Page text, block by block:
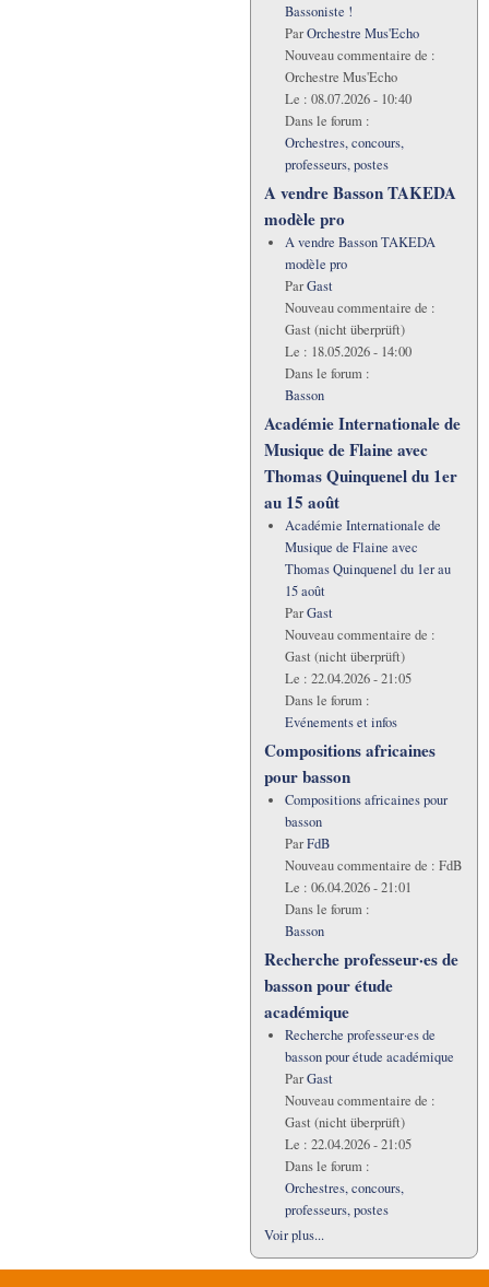
Bassoniste !
ParOrchestre Mus'Echo
Nouveau commentaire de :
Orchestre Mus'Echo
Le : 08.07.2026 - 10:40
Dans le forum :
Orchestres, concours,
professeurs, postes
A vendre Basson TAKEDA
modèle pro
A vendre Basson TAKEDA
modèle pro
ParGast
Nouveau commentaire de :
Gast (nicht überprüft)
Le : 18.05.2026 - 14:00
Dans le forum :
Basson
Académie Internationale de
Musique de Flaine avec
Thomas Quinquenel du 1er
au 15 août
Académie Internationale de
Musique de Flaine avec
Thomas Quinquenel du 1er au
15 août
ParGast
Nouveau commentaire de :
Gast (nicht überprüft)
Le : 22.04.2026 - 21:05
Dans le forum :
Evénements et infos
Compositions africaines
pour basson
Compositions africaines pour
basson
ParFdB
Nouveau commentaire de : FdB
Le : 06.04.2026 - 21:01
Dans le forum :
Basson
Recherche professeur·es de
basson pour étude
académique
Recherche professeur·es de
basson pour étude académique
ParGast
Nouveau commentaire de :
Gast (nicht überprüft)
Le : 22.04.2026 - 21:05
Dans le forum :
Orchestres, concours,
professeurs, postes
Voir plus...